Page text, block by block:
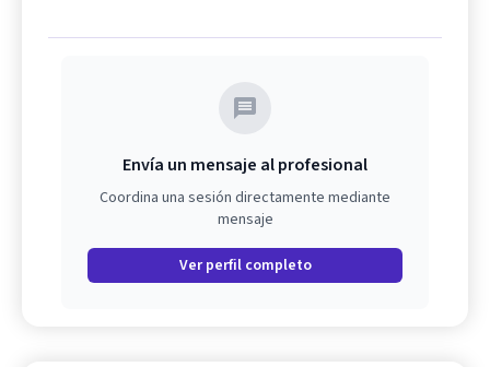
Envía un mensaje al profesional
Coordina una sesión directamente mediante
mensaje
Ver perfil completo